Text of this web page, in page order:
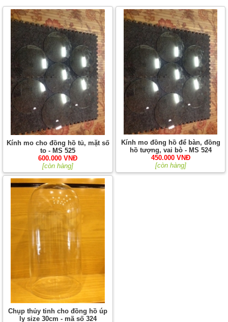
Kính mo cho đồng hồ tủ, mặt số
to - MS 525
600.000 VNĐ
[còn hàng]
Kính mo đồng hồ để bàn, đồng
hồ tượng, vai bò - MS 524
450.000 VNĐ
[còn hàng]
Chụp thủy tinh cho đồng hồ úp
ly size 30cm - mã số 324